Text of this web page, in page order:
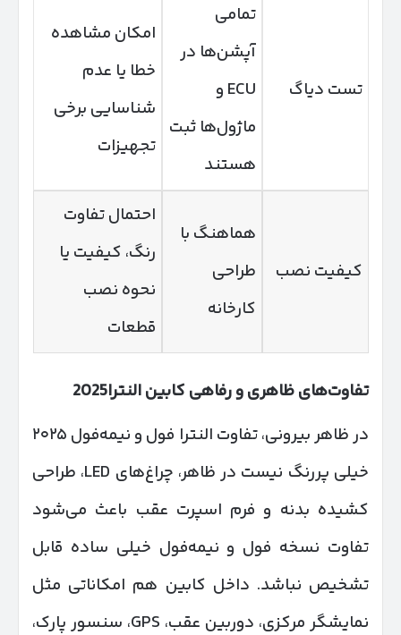
تست دیاگ
تمامی
آپشن‌ها در
ECU و
ماژول‌ها ثبت
هستند
امکان مشاهده
خطا یا عدم
شناسایی برخی
تجهیزات
کیفیت نصب
هماهنگ با
طراحی
کارخانه
احتمال تفاوت
رنگ، کیفیت یا
نحوه نصب
قطعات
تفاوت‌های ظاهری و رفاهی کابین النترا2025
در ظاهر بیرونی، تفاوت النترا فول و نیمه‌فول ۲۰۲۵
خیلی پررنگ نیست در ظاهر، چراغ‌های LED، طراحی
کشیده بدنه و فرم اسپرت عقب باعث می‌شود
تفاوت نسخه فول و نیمه‌فول خیلی ساده قابل
تشخیص نباشد. داخل کابین هم امکاناتی مثل
نمایشگر مرکزی، دوربین عقب، GPS، سنسور پارک،